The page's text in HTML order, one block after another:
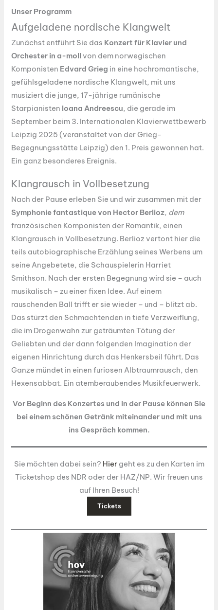
Unser Programm
Aufgeladene nordische Klangwelt
Zunächst entführt Sie das Konzert für Klavier und
Orchester in a-moll von dem norwegischen
Komponisten Edvard Grieg in eine hochromantische,
gefühlsgeladene nordische Klangwelt, mit uns
musiziert die junge, 17-jährige rumänische
Starpianisten Ioana Andreescu, die gerade im
September beim 3. Internationalen Klavierwettbewerb
Leipzig 2025 (veranstaltet von der Grieg-
Begegnungsstätte Leipzig) den 1. Preis gewonnen hat.
Ein ganz besonderes Ereignis.
Klangrausch in Vollbesetzung
Nach der Pause erleben Sie und wir zusammen mit der
Symphonie fantastique von Hector Berlioz, dem
französischen Komponisten der Romantik, einen
Klangrausch in Vollbesetzung. Berlioz vertont hier die
teils autobiographische Erzählung seines Werbens um
seine Angebetete, die Schauspielerin Harriet
Smithson. Nach der ersten Begegnung wird sie – auch
musikalisch – zu einer fixen Idee. Auf einem
rauschenden Ball trifft er sie wieder – und – blitzt ab.
Das stürzt den Schmachtenden in tiefe Verzweiflung,
die im Drogenwahn zur geträumten Tötung der
Geliebten und der dann folgenden Imagination der
eigenen Hinrichtung durch das Henkersbeil führt. Das
Ganze mündet in einen furiosen Albtraumrausch, den
Hexensabbat. Ein atemberaubendes Musikfeuerwerk.
Vor Beginn des Konzertes und in der Pause können Sie
bei einem schönen Getränk miteinander und mit uns
ins Gespräch kommen.
Sie möchten dabei sein? Hiergeht es zu den Karten im
Ticketshop des NDR oder der HAZ/NP. Wir freuen uns
auf Ihren Besuch!
Tickets